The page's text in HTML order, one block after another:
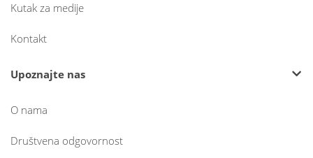
Kutak za medije
Kontakt
Upoznajte nas
O nama
Društvena odgovornost